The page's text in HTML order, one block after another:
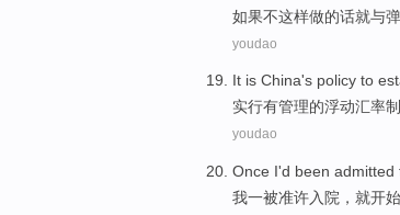
如果不这样做的话就与
youdao
It is China's policy to
实行有管理的浮动汇率
youdao
Once I'd been admitted
我一被准许入院 ， 就开